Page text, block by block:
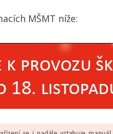
MŠMT níže: